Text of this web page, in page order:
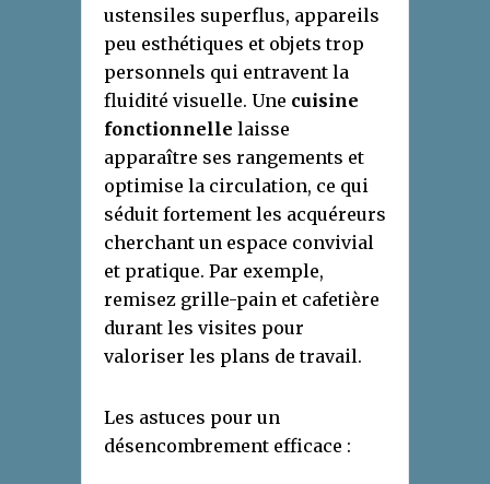
ustensiles superflus, appareils
peu esthétiques et objets trop
personnels qui entravent la
fluidité visuelle. Une cuisine
fonctionnelle laisse
apparaître ses rangements et
optimise la circulation, ce qui
séduit fortement les acquéreurs
cherchant un espace convivial
et pratique. Par exemple,
remisez grille-pain et cafetière
durant les visites pour
valoriser les plans de travail.
Les astuces pour un
désencombrement efficace :